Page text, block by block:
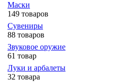
Маски
149 товаров
Сувениры
88 товаров
Звуковое оружие
61 товар
Луки и арбалеты
32 товара